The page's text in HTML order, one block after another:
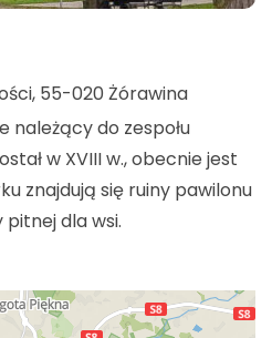
55-020 Żórawina
należący do zespołu
w XVIII w., obecnie jest
znajdują się ruiny pawilonu
pitnej dla wsi.